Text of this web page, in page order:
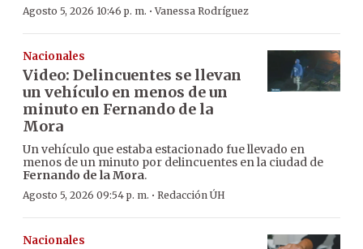
Agosto 5, 2026 10:46 p. m. ·Vanessa Rodríguez
Nacionales
Video: Delincuentes se llevan
un vehículo en menos de un
minuto en Fernando de la
Mora
Un vehículo que estaba estacionado fue llevado en
menos de un minuto por delincuentes en la ciudad de
Fernando de la Mora.
Agosto 5, 2026 09:54 p. m. · Redacción ÚH
Nacionales